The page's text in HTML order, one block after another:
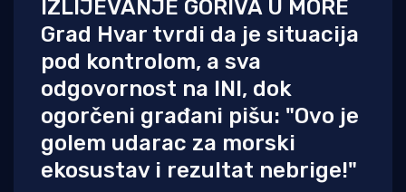
IZLIJEVANJE GORIVA U MORE
Grad Hvar tvrdi da je situacija
pod kontrolom, a sva
odgovornost na INI, dok
ogorčeni građani pišu: "Ovo je
golem udarac za morski
ekosustav i rezultat nebrige!"